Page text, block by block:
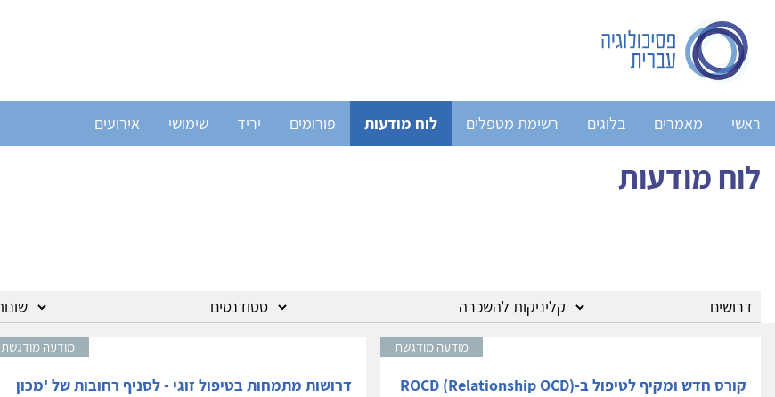
ראשי מאמרים בלוגים רשימת מטפלים לוח מודעות פורומים יריד שימושי אירועים
לוח מודעות
מודעה מודגשת
קורס חדש ומקיף לטיפול ב-ROCD (Relationship OCD)
מודעה מודגשת
דרושות מתמחות בטיפול זוגי - לסניף רחובות של 'מכון